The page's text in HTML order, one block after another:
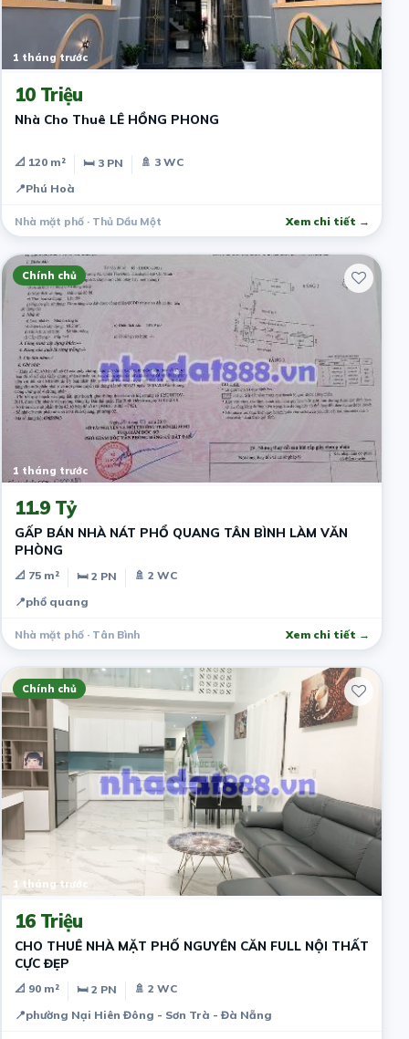
1 tháng trước
10 Triệu
Nhà Cho Thuê LÊ HỒNG PHONG
📐 120 m² 🛏 3 PN
🚿 3 WC
📍Phú Hoà
Nhà mặt phố · Thủ Dầu Một Xem chi tiết →
Chính chủ
1 tháng trước
11.9 Tỷ
GẤP BÁN NHÀ NÁT PHỔ QUANG TÂN BÌNH LÀM VĂN
PHÒNG
📐 75 m² 🛏 2 PN
🚿 2 WC
📍phổ quang
Nhà mặt phố · Tân Bình Xem chi tiết →
Chính chủ
1 tháng trước
16 Triệu
CHO THUÊ NHÀ MẶT PHỐ NGUYÊN CĂN FULL NỘI THẤT
CỰC ĐẸP
📐 90 m² 🛏 2 PN
🚿 2 WC
📍phường Nại Hiên Đông - Sơn Trà - Đà Nẵng